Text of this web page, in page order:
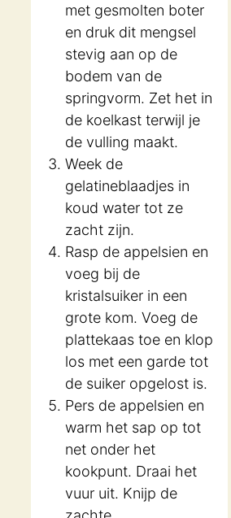
met gesmolten boter
en druk dit mengsel
stevig aan op de
bodem van de
springvorm. Zet het in
de koelkast terwijl je
de vulling maakt.
Week de
gelatineblaadjes in
koud water tot ze
zacht zijn.
Rasp de appelsien en
voeg bij de
kristalsuiker in een
grote kom. Voeg de
plattekaas toe en klop
los met een garde tot
de suiker opgelost is.
Pers de appelsien en
warm het sap op tot
net onder het
kookpunt. Draai het
vuur uit. Knijp de